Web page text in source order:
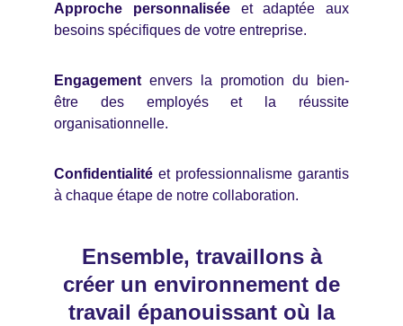
Approche personnaliséeet adaptée aux
besoins spécifiques de votre entreprise.
Engagement envers la promotion du bien-
être des employés et la réussite
organisationnelle.
Confidentialité et professionnalisme garantis
à chaque étape de notre collaboration.
Ensemble, travaillons à
créer un environnement de
travail épanouissant où la